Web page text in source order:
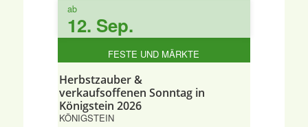
ab
12. Sep.
Herbstzauber &
verkaufsoffenen Sonntag in
Königstein 2026
KÖNIGSTEIN
FESTE UND MÄRKTE